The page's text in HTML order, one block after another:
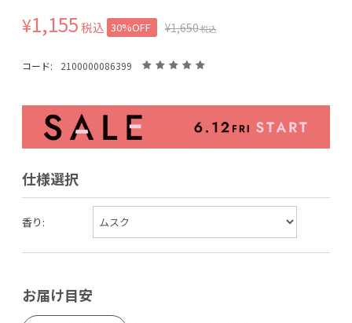
¥1,155税込 30%OFF ¥1,650税込
コード: 2100000086399
仕様選択
香り:
お届け目安